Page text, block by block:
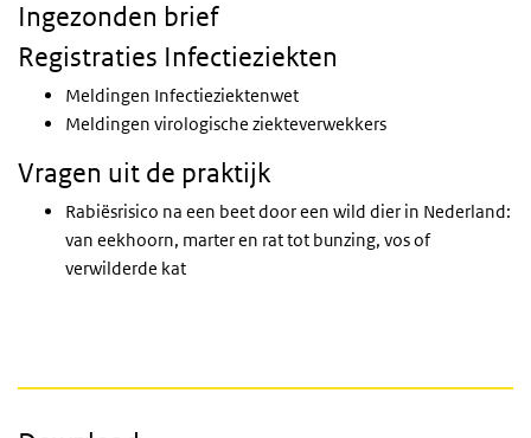
Ingezonden brief
Registraties Infectieziekten
Meldingen Infectieziektenwet
Meldingen virologische ziekteverwekkers
Vragen uit de praktijk
Rabiësrisico na een beet door een wild dier in Nederland:
van eekhoorn, marter en rat tot bunzing, vos of
verwilderde kat